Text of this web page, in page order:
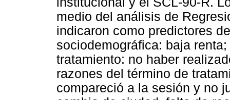
medio del análisis de
indicaron como predictores
sociodemográfica: baja
tratamiento: no haber
razones del término de
compareció a la sesión y no